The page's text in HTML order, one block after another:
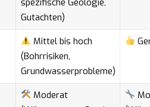
Gutachten)
Mittel bis hoch
(Bohrrisiken,
Grundwasserprobleme)
Moderat